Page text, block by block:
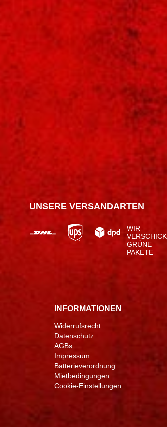
UNSERE VERSANDARTEN
WIR
GRÜNE
PAKETE
INFORMATIONEN
Widerrufsrecht
Datenschutz
AGBs
Impressum
Batterieverordnung
Mietbedingungen
Cookie-Einstellungen